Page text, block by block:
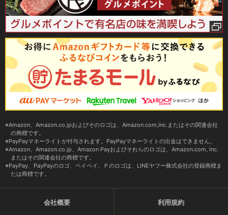
Amazon、Amazon.co.jpおよびそのロゴは、Amazon.com,Inc.またはその関連会社
の商標です。
PayPayマネーライトが付与されます。PayPayマネーライトの出金はできません。
Amazon、Amazon.co.jp、Amazon Payおよびそれらのロゴは、Amazon.com, Inc.
またはその関連会社の商標です。
PayPay、PayPayのロゴ、ペイペイ、Ｐのロゴは、LINEヤフー株式会社の登録商標ま
たは商標です。
会社概要 利用規約